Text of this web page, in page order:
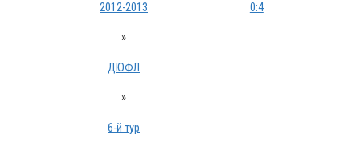
2012-2013
»
ДЮФЛ
»
6-й тур
0:4